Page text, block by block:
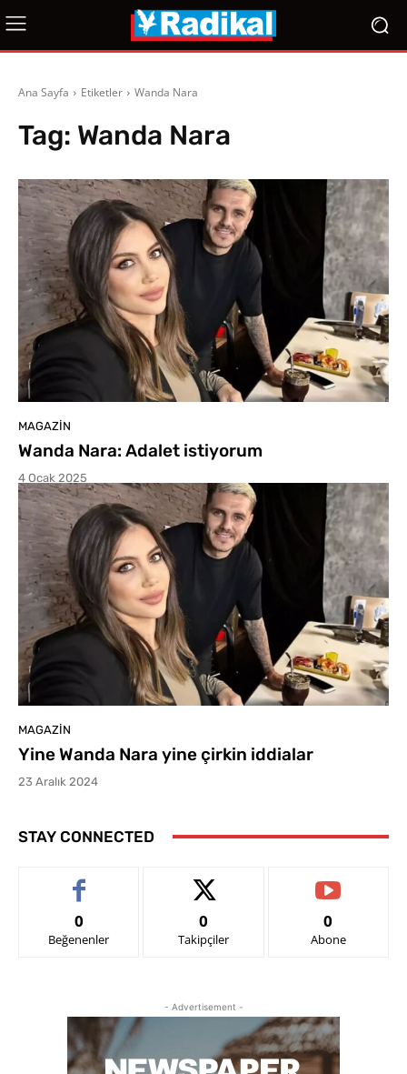
Ana Sayfa Etiketler Wanda Nara
Tag: Wanda Nara
MAGAZIN
Wanda Nara: Adalet istiyorum
4 Ocak 2025
MAGAZIN
Yine Wanda Nara yine çirkin iddialar
23 Aralık 2024
STAY CONNECTED
0
Beğenenler
0
Takipçiler
0
Abone
- Advertisement -